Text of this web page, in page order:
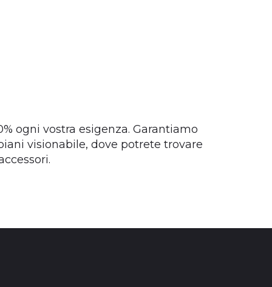
ogni vostra esigenza. Garantiamo
visionabile, dove potrete trovare